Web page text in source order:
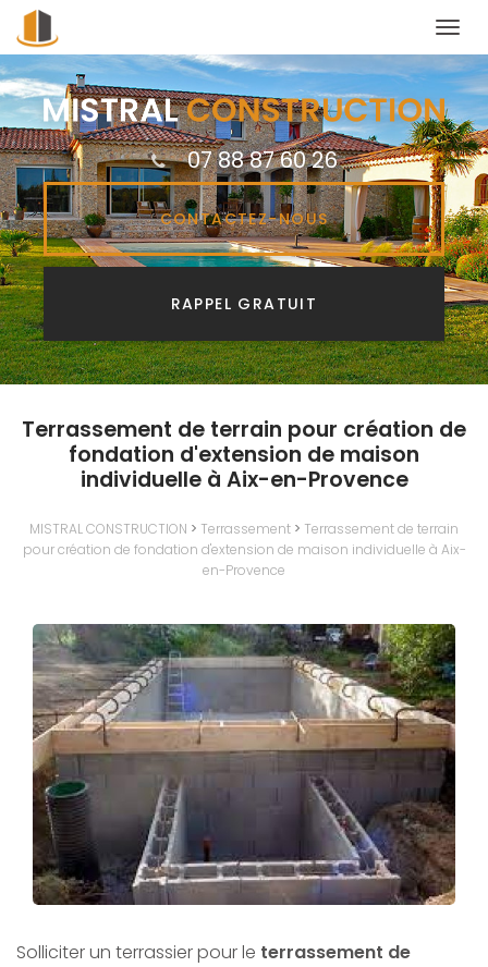
Aller
au
contenu
principal
07 88 87 60 26
CONTACTEZ-NOUS
RAPPEL GRATUIT
Terrassement de terrain pour création de
fondation d'extension de maison
individuelle à Aix-en-Provence
MISTRAL CONSTRUCTION > Terrassement > Terrassement de terrain
pour création de fondation d'extension de maison individuelle à Aix-
en-Provence
Solliciter un terrassier pour le terrassement de